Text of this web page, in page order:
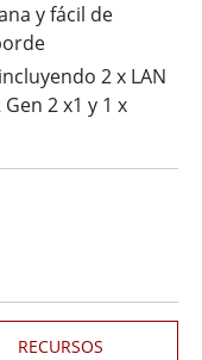
y fácil de
2 x LAN
Gen 2 x1 y 1 x
RECURSOS